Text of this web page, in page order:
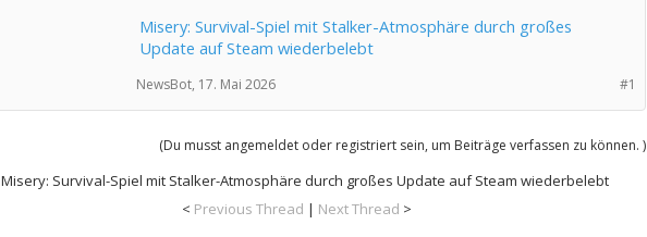
Misery: Survival-Spiel mit Stalker-Atmosphäre durch großes
Update auf Steam wiederbelebt
#1
NewsBot, 17. Mai 2026
(Du musst angemeldet oder registriert sein, um Beiträge verfassen zu können. )
Misery: Survival-Spiel mit Stalker-Atmosphäre durch großes Update auf Steam wiederbelebt
< Previous Thread | Next Thread >